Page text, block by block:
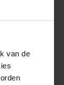
van de